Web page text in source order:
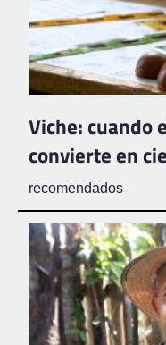
Viche: cuando
convierte en
recomendados